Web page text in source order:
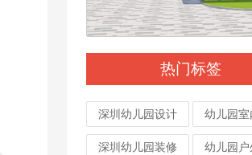
热门标签
深圳幼儿园设计 幼儿园
深圳幼儿园装修 幼儿园户